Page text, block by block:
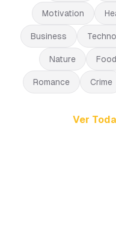
Motivation
Business
Nature Food
Romance Crime
Ver